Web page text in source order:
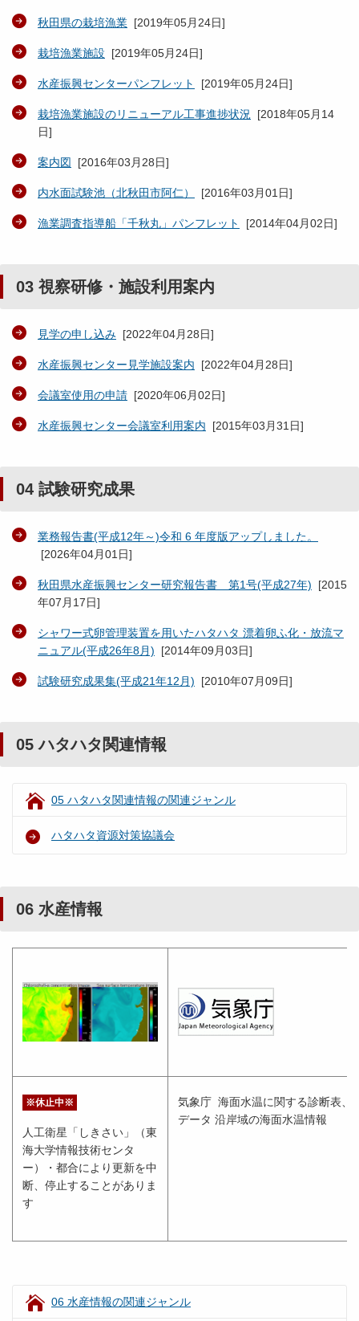
秋田県の栽培漁業 [2019年05月24日]
栽培漁業施設 [2019年05月24日]
水産振興センターパンフレット [2019年05月24日]
栽培漁業施設のリニューアル工事進捗状況 [2018年05月14
日]
案内図 [2016年03月28日]
内水面試験池（北秋田市阿仁） [2016年03月01日]
漁業調査指導船「千秋丸」パンフレット [2014年04月02日]
03 視察研修・施設利用案内
見学の申し込み [2022年04月28日]
水産振興センター見学施設案内 [2022年04月28日]
会議室使用の申請 [2020年06月02日]
水産振興センター会議室利用案内 [2015年03月31日]
04 試験研究成果
業務報告書(平成12年～)令和 6 年度版アップしました。
[2026年04月01日]
秋田県水産振興センター研究報告書 第1号(平成27年) [2015
年07月17日]
シャワー式卵管理装置を用いたハタハタ 漂着卵ふ化・放流マ
ニュアル(平成26年8月) [2014年09月03日]
試験研究成果集(平成21年12月) [2010年07月09日]
05 ハタハタ関連情報
05 ハタハタ関連情報の関連ジャンル
ハタハタ資源対策協議会
06 水産情報
※休止中※
人工衛星「しきさい」（東
海大学情報技術センタ
ー）・都合により更新を中
断、停止することがありま
す
気象庁 海面水温に関する診断表、
データ 沿岸域の海面水温情報
06 水産情報の関連ジャンル